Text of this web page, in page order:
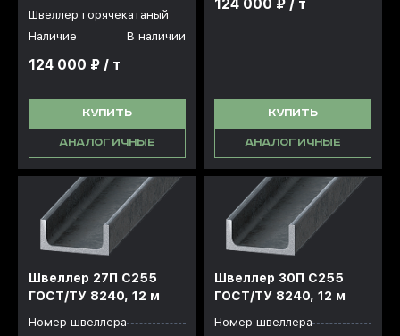
Швеллер горячекатаный
Наличие
В наличии
124 000 ₽ / т
КУПИТЬ
АНАЛОГИЧНЫЕ
124 000 ₽ / т
КУПИТЬ
АНАЛОГИЧНЫЕ
Швеллер 27П С255
ГОСТ/ТУ 8240, 12 м
Номер швеллера
Швеллер 30П С255
ГОСТ/ТУ 8240, 12 м
Номер швеллера